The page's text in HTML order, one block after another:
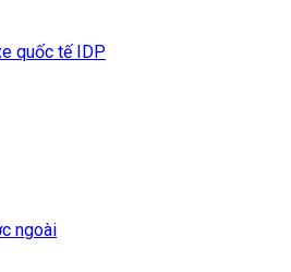
quốc tế IDP
ngoài